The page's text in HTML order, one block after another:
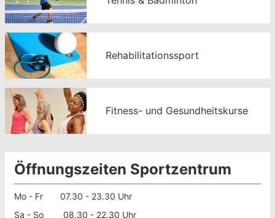
Rehabilitationssport
Fitness- und Gesundheitskurse
Öffnungszeiten Sportzentrum
Mo - Fr 07.30 - 23.30 Uhr
Sa - So 08.30 - 22.30 Uhr